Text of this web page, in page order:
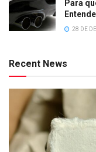
Para
28 DE
Recent News